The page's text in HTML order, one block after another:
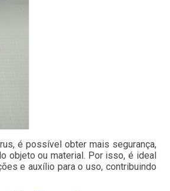
é possível obter mais segurança,
objeto ou material. Por isso, é ideal
e auxílio para o uso, contribuindo